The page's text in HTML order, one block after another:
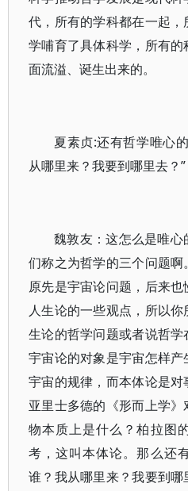
代，所有的学科都在一起
学哺育了具体科学，所有
面流溢、诞生出来的。
夏素贞:还有哲学唯心
从哪里来？我要到哪里去？”
魏敦友：这怎么是唯
们称之为哲学的三个问题啊
原先是宇宙论问题，后来也
人生论的一些观点，所以
生论的哲学问题或者说哲学
宇宙论的对象是宇宙怎样
宇宙的规律，而本体论是
亚里士多德的《形而上学
物本质上是什么？柏拉图
考，这叫本体论。那么还
谁？我从哪里来？我要到